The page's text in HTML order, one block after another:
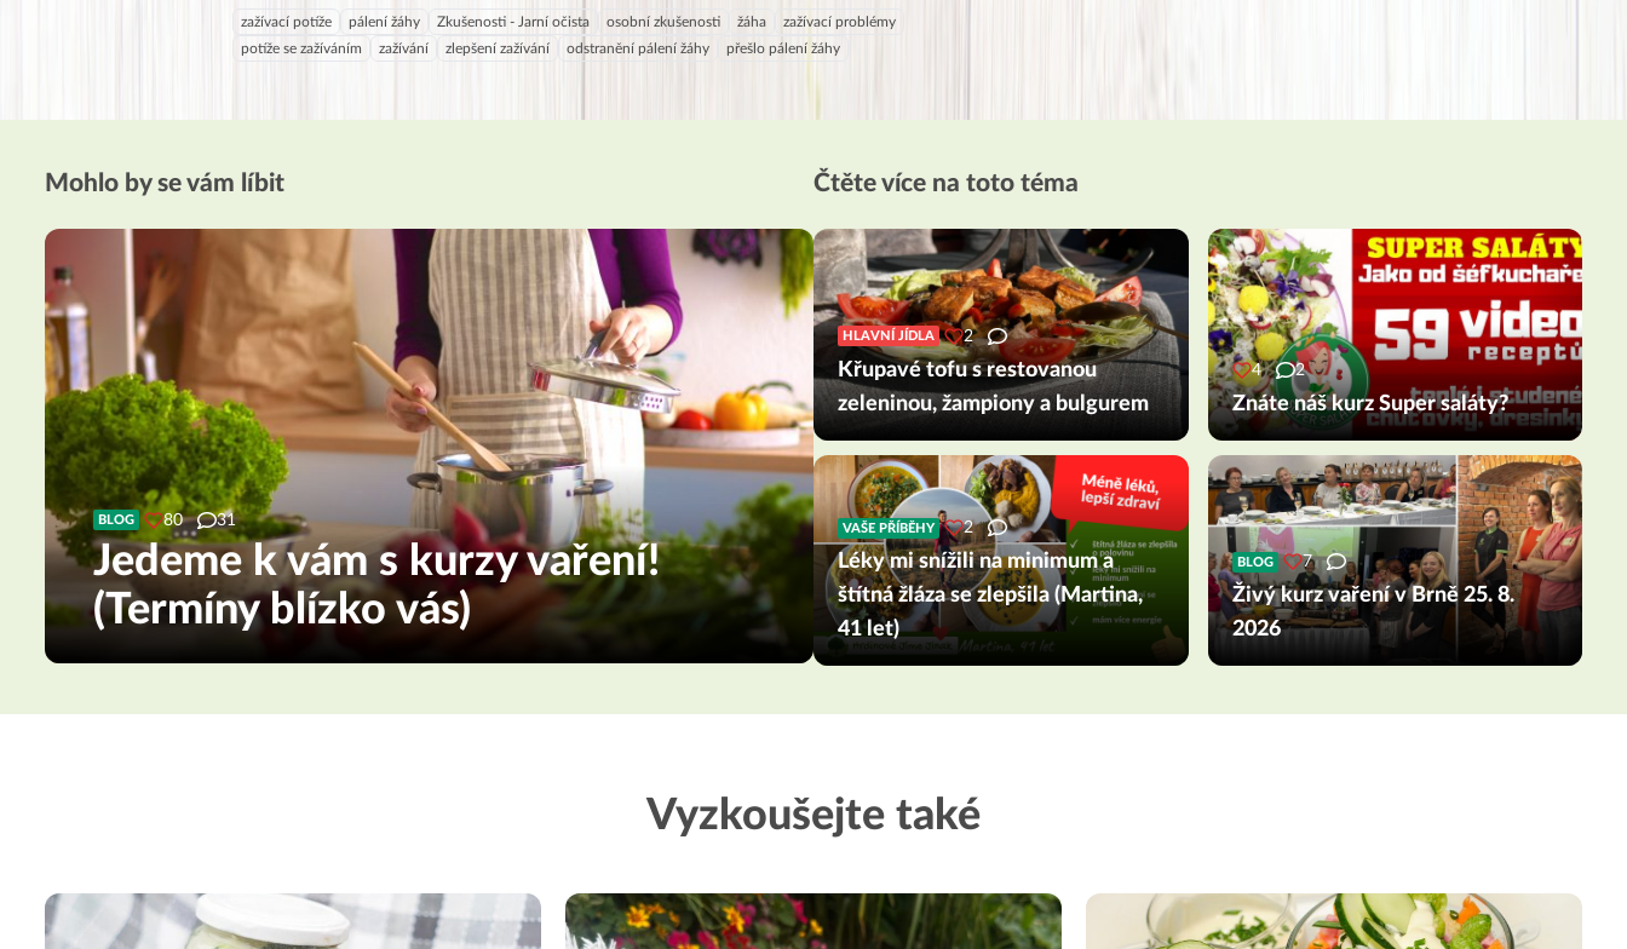
zažívací potíže pálení žáhy Zkušenosti - Jarní očista osobní zkušenosti žáha
zažívací problémy
potíže se zažíváním
zažívání zlepšení zažívání odstranění pálení žáhy přešlo pálení žáhy
Mohlo by se vám líbit
BLOG 80 31
Jedeme k vám s kurzy vaření!
(Termíny blízko vás)
Čtěte více na toto téma
HLAVNÍ JÍDLA 2
Křupavé tofu s restovanou
zeleninou, žampiony a bulgurem
4 2
Znáte náš kurz Super saláty?
VAŠE PŘÍBĚHY 2
Léky mi snížili na minimum a
štítná žláza se zlepšila (Martina,
41 let)
BLOG 7
Živý kurz vaření v Brně 25. 8.
2026
Vyzkoušejte také